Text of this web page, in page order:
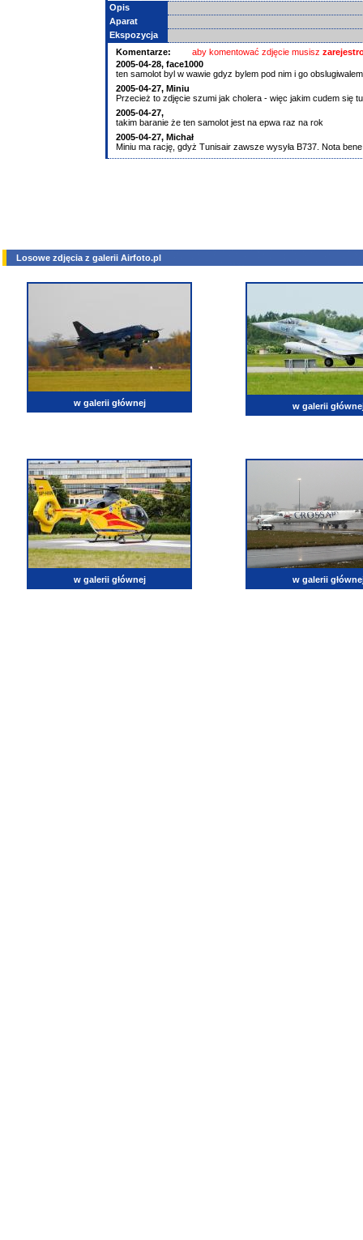
Opis
Aparat
Ekspozycja
Komentarze:
aby komentować zdjęcie musisz
2005-04-28, face1000
ten samolot byl w wawie gdyz bylem pod nim i go
2005-04-27, Miniu
Przecież to zdjęcie szumi jak cholera - więc jakim cudem się tu
2005-04-27,
takim baranie że ten samolot jest na epwa raz na rok
2005-04-27, Michał
Miniu ma rację, gdyż Tunisair zawsze wysyła B737. Nota
Losowe zdjęcia z galerii Airfoto.pl
w galerii głównej w galerii
w galerii głównej w galerii